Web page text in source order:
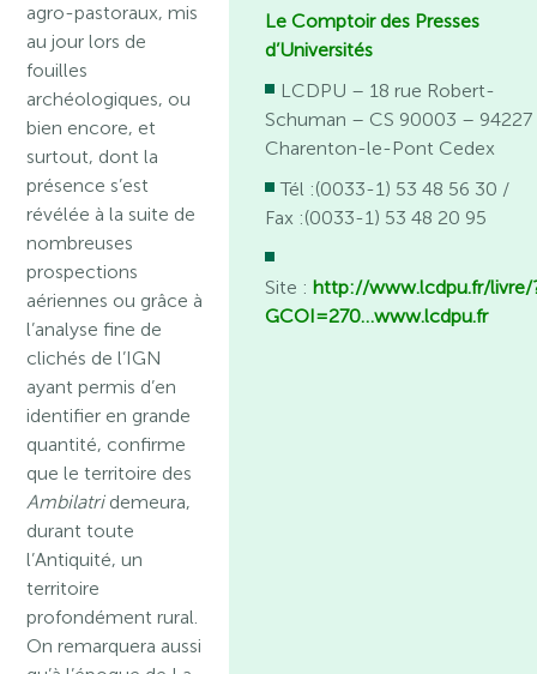
agro-pastoraux, mis
au jour lors de
fouilles
archéologiques, ou
bien encore, et
surtout, dont la
présence s’est
révélée à la suite de
nombreuses
prospections
aériennes ou grâce à
l’analyse fine de
clichés de l’IGN
ayant permis d’en
identifier en grande
quantité, confirme
que le territoire des
Ambilatridemeura,
durant toute
l’Antiquité, un
territoire
profondément rural.
On remarquera aussi
Le Comptoir des Presses
d’Universités
LCDPU – 18 rue Robert-
Schuman – CS 90003 – 94227
Charenton-le-Pont Cedex
Tél :(0033-1) 53 48 56 30 /
Fax :(0033-1) 53 48 20 95
Site : http://www.lcdpu.fr/livre/
GCOI=270…www.lcdpu.fr